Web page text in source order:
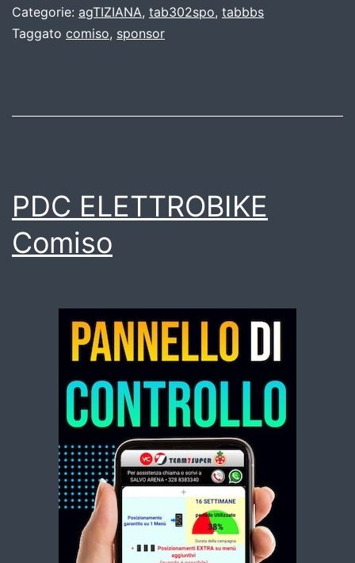
Categorie: agTIZIANA, tab302spo, tabbbs
Taggato comiso, sponsor
PDC ELETTROBIKE
Comiso